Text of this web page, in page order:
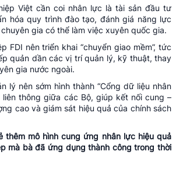
Việt cần coi nhân lực là tài sản đầu tư
hóa quy trình đào tạo, đánh giá năng lực
gia có thể làm việc xuyên quốc gia.
FDI nên triển khai “chuyển giao mềm”, tức
quản dần các vị trí quản lý, kỹ thuật, thay
gia nước ngoài.
lý nên sớm hình thành “Cổng dữ liệu nhân
liên thông giữa các Bộ, giúp kết nối cung –
cao và giám sát hiệu quả của chính sách
thêm mô hình cung ứng nhân lực hiệu quả
mà bà đã ứng dụng thành công trong thời